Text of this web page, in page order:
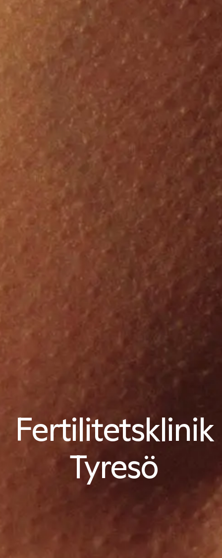
Fertilitetsklinik
Tyresö